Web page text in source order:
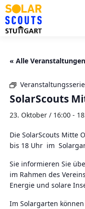
Zum
Inhalt
springen
« Alle Veranstaltungen
SolarScouts
23. Oktober / 16:00 -
Die SolarScouts Mitte
bis 18 Uhr im
Sie informieren Sie
im Rahmen des
Energie und solare
Im Solargarten